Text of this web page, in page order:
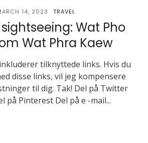
14, 2023 TRAVEL
Wat Pho
Wat Phra Kaew
tilknyttede links. Hvis du
disse links, vil jeg kompensere
til dig. Tak! Del på Twitter
på Pinterest Del på e -mail...